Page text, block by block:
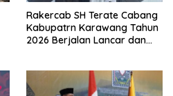
Rakercab SH Terate Cabang
Kabupatrn Karawang Tahun
2026 Berjalan Lancar dan